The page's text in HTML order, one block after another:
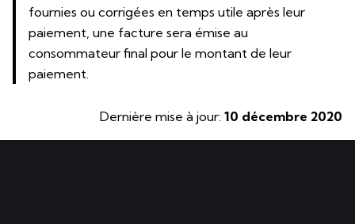
fournies ou corrigées en temps utile après leur
paiement, une facture sera émise au
consommateur final pour le montant de leur
paiement.
Dernière mise à jour: 10 décembre 2020